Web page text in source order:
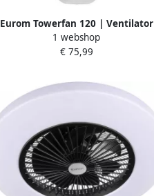
Eurom Towerfan 120 | Ventilator
385571
1 webshop
€ 75,99